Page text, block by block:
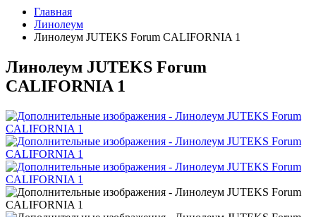
Главная
Линолеум
Линолеум JUTEKS Forum CALIFORNIA 1
Линолеум JUTEKS Forum
CALIFORNIA 1